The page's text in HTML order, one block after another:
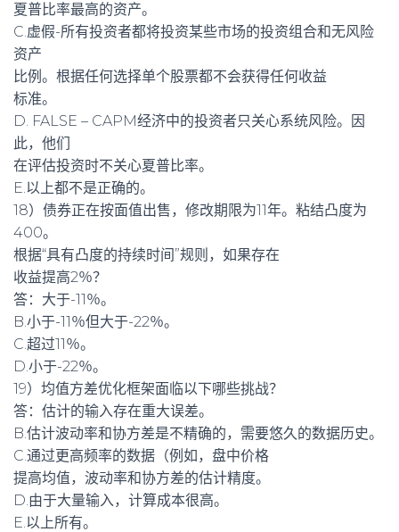
夏普比率最高的资产。
C.虚假-所有投资者都将投资某些市场的投资组合和无风险
资产
比例。根据任何选择单个股票都不会获得任何收益
标准。
D. FALSE – CAPM经济中的投资者只关心系统风险。因
此，他们
在评估投资时不关心夏普比率。
E.以上都不是正确的。
18）债券正在按面值出售，修改期限为11年。粘结凸度为
400。
根据“具有凸度的持续时间”规则，如果存在
收益提高2％？
答：大于-11％。
B.小于-11％但大于-22％。
C.超过11％。
D.小于-22％。
19）均值方差优化框架面临以下哪些挑战？
答：估计的输入存在重大误差。
B.估计波动率和协方差是不精确的，需要悠久的数据历史。
C.通过更高频率的数据（例如，盘中价格
提高均值，波动率和协方差的估计精度。
D.由于大量输入，计算成本很高。
E.以上所有。